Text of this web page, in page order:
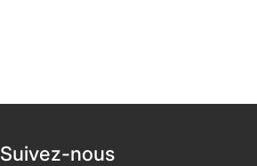
Suivez-nous